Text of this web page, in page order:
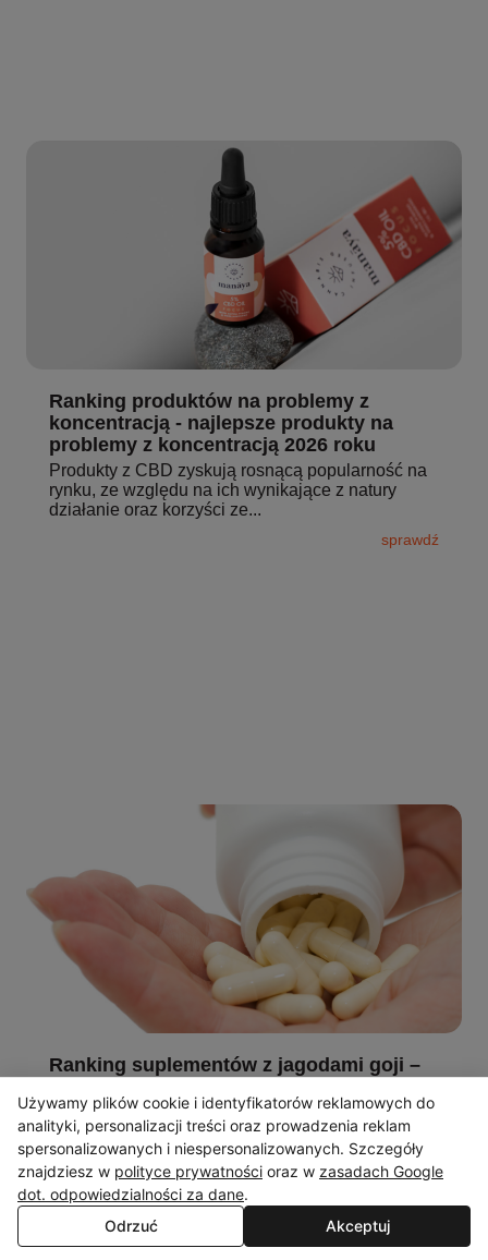
Ranking produktów na problemy z
koncentracją - najlepsze produkty na
problemy z koncentracją 2026 roku
Produkty z CBD zyskują rosnącą popularność na
rynku, ze względu na ich wynikające z natury
działanie oraz korzyści ze...
sprawdź
Ranking suplementów z jagodami goji –
goji 2026 roku
Dobroczynne właściwości jagód goji znane są w
Azji od dawna. Chińczycy uważają, że te owoce
przedłużają życie. Naukowe...
sprawdź
Używamy plików cookie i identyfikatorów reklamowych do
analityki, personalizacji treści oraz prowadzenia reklam
spersonalizowanych i niespersonalizowanych. Szczegóły
znajdziesz w polityce prywatności oraz w zasadach Google
dot. odpowiedzialności za dane.
Odrzuć
Akceptuj